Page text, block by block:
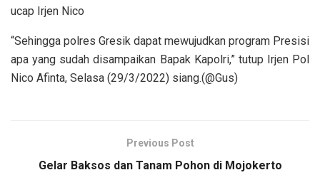
ucap Irjen Nico
“Sehingga polres Gresik dapat mewujudkan program Presisi
apa yang sudah disampaikan Bapak Kapolri,” tutup Irjen Pol
Nico Afinta, Selasa (29/3/2022) siang.(@Gus)
Previous Post
Gelar Baksos dan Tanam Pohon di Mojokerto